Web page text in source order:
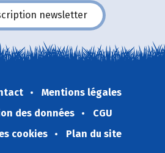
newsletter
Mentions légales
des données
CGU
cookies
Plan du site